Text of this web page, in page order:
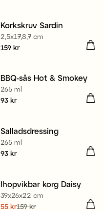
Korkskruv Sardin
2,5x17,8,7 cm
Pris :159 kr
159 kr
BBQ-sås Hot & Smokey
265 ml
Pris:
93 kr
Salladsdressing
265 ml
Pris:
93 kr
Ihopvikbar korg Daisy
39x26x22 cm
Nuvarande pris
55 kr159 kr